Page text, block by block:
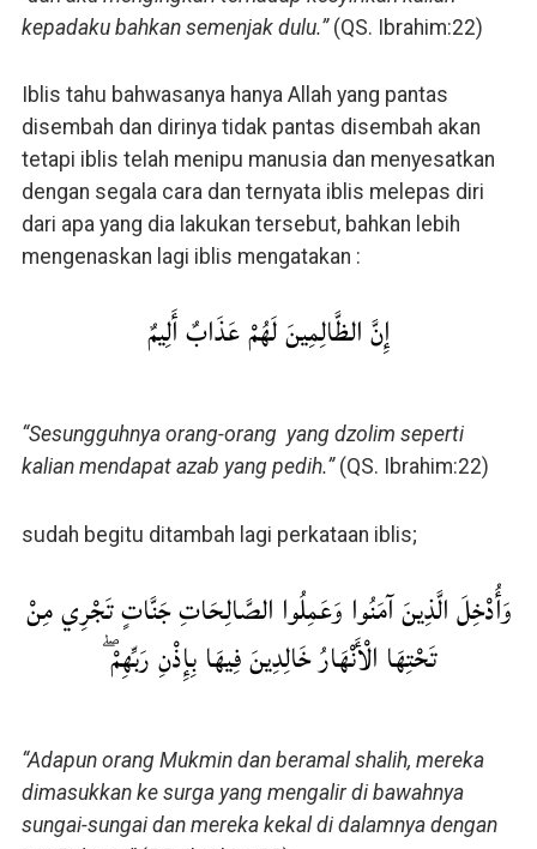
kepadaku bahkan semenjak dulu.” (QS. Ibrahim:22)
Iblis tahu bahwasanya hanya Allah yang pantas
disembah dan dirinya tidak pantas disembah akan
tetapi iblis telah menipu manusia dan menyesatkan
dengan segala cara dan ternyata iblis melepas diri
dari apa yang dia lakukan tersebut, bahkan lebih
mengenaskan lagi iblis mengatakan :
إِنَّ الظَّالِمِينَ لَهُمْ عَذَابٌ أَلِيمٌ
“Sesungguhnya orang-orang yang dzolim seperti
kalian mendapat azab yang pedih.” (QS. Ibrahim:22)
sudah begitu ditambah lagi perkataan iblis;
وَأُدْخِلَ الَّذِينَ آمَنُوا وَعَمِلُوا الصَّالِحَاتِ جَنَّاتٍ تَجْرِي مِنْ
تَحْتِهَا الْأَنْهَارُ خَالِدِينَ فِيهَا بِإِذْنِ رَبِّهِمْ ۖ
“Adapun orang Mukmin dan beramal shalih, mereka
dimasukkan ke surga yang mengalir di bawahnya
sungai-sungai dan mereka kekal di dalamnya dengan